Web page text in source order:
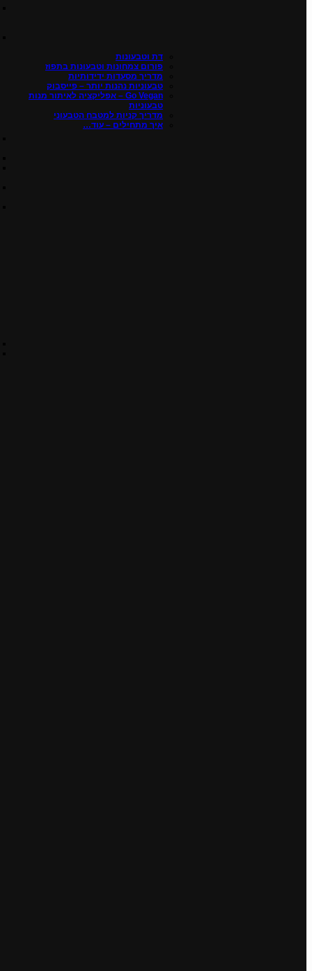
דת וטבעונות
פורום צמחונות וטבעונות בתפוז
מדריך מסעדות ידידותיות
טבעוניות נהנות יותר – פייסבוק
Go Vegan – אפליקציה לאיתור מנות
טבעוניות
מדריך קניות למטבח הטבעוני
איך מתחילים – עוד…